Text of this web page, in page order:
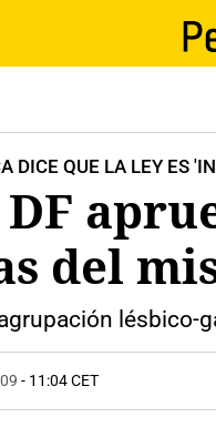
DICE QUE LA LEY ES
del
lésbico-
- 11:04 CET